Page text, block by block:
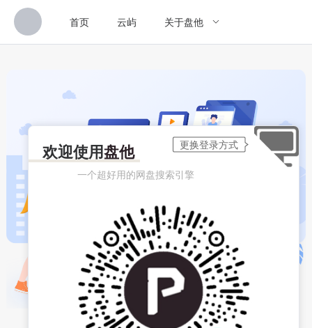
首页 云屿 关于盘他
欢迎使用盘他
一个超好用的网盘搜索引擎